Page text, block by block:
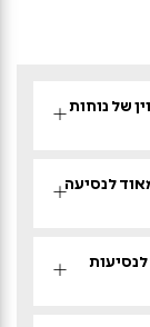
של נוחות
לנסיעה